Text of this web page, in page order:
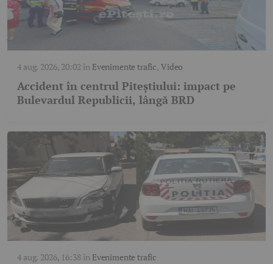
4 aug. 2026, 20:02 în Evenimente trafic,Video
Accident în centrul Piteștiului: impact pe
Bulevardul Republicii, lângă BRD
4 aug. 2026, 16:38în Evenimente trafic